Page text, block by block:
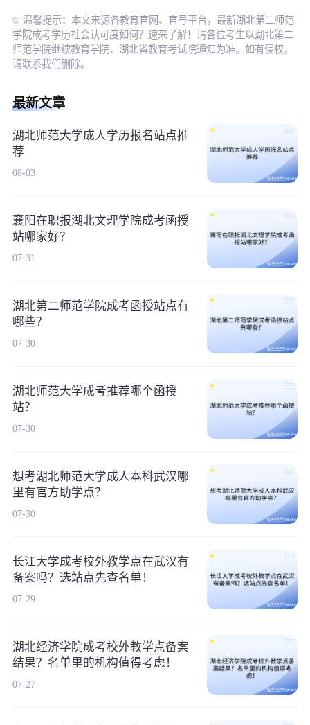
© 温馨提示：本文来源各教育官网、官号平台，最新湖北第二师范
学院成考学历社会认可度如何？速来了解！请各位考生以湖北第二
师范学院继续教育学院、湖北省教育考试院通知为准。如有侵权，
请联系我们删除。
最新文章
湖北师范大学成人学历报名站点推
荐
08-03
襄阳在职报湖北文理学院成考函授
站哪家好？
07-31
湖北第二师范学院成考函授站点有
哪些？
07-30
湖北师范大学成考推荐哪个函授
站？
07-30
想考湖北师范大学成人本科武汉哪
里有官方助学点？
07-30
长江大学成考校外教学点在武汉有
备案吗？选站点先查名单！
07-29
湖北经济学院成考校外教学点备案
结果？名单里的机构值得考虑！
07-27